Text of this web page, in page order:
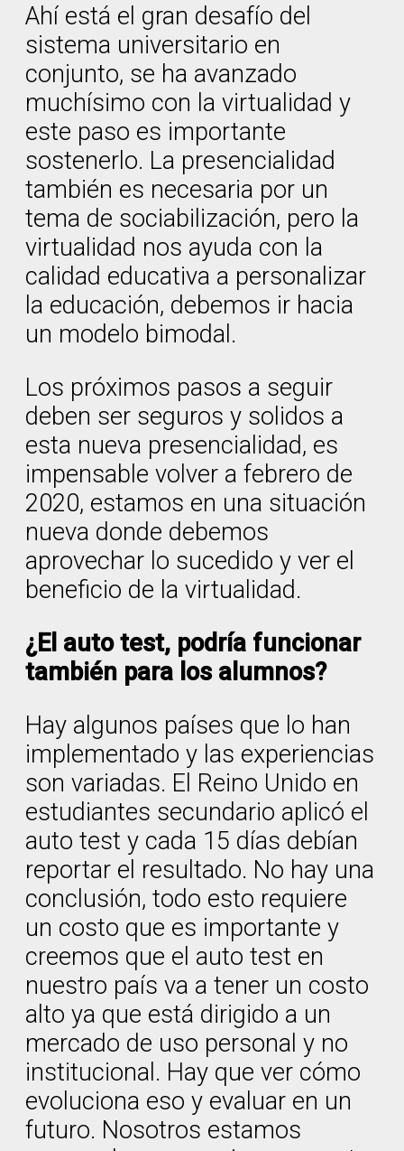
Ahí está el gran desafío del
sistema universitario en
conjunto, se ha avanzado
muchísimo con la virtualidad y
este paso es importante
sostenerlo. La presencialidad
también es necesaria por un
tema de sociabilización, pero la
virtualidad nos ayuda con la
calidad educativa a personalizar
la educación, debemos ir hacia
un modelo bimodal.
Los próximos pasos a seguir
deben ser seguros y solidos a
esta nueva presencialidad, es
impensable volver a febrero de
2020, estamos en una situación
nueva donde debemos
aprovechar lo sucedido y ver el
beneficio de la virtualidad.
¿El auto test, podría funcionar
también para los alumnos?
Hay algunos países que lo han
implementado y las experiencias
son variadas. El Reino Unido en
estudiantes secundario aplicó el
auto test y cada 15 días debían
reportar el resultado. No hay una
conclusión, todo esto requiere
un costo que es importante y
creemos que el auto test en
nuestro país va a tener un costo
alto ya que está dirigido a un
mercado de uso personal y no
institucional. Hay que ver cómo
evoluciona eso y evaluar en un
futuro. Nosotros estamos